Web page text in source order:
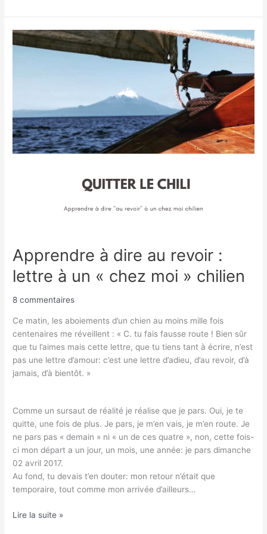
Apprendre à dire au revoir :
lettre à un « chez moi » chilien
8 commentaires
Ce matin, les aboiements d’un chien au moins mille fois
centenaires me réveillent : « C. tu fais fausse route ! Bien sûr
que tu l’aimes mais cette lettre, que tu tiens tant à écrire, n’est
pas une lettre d’amour: c’est une lettre d’adieu, d’au revoir, d’à
jamais, d’à bientôt. »
Comme un sursaut de réalité je réalise que je pars. Oui, je te
quitte, une fois de plus. Je pars, je m’en vais, je m’en route. Je
ne pars pas « demain » ni « un de ces quatre », non, cette fois-
ci mon départ a un jour, un mois, une année: je pars dimanche
02 avril 2017.
Au fond, tu devais t’en douter: mon retour n’était que
temporaire, tout comme mon arrivée d’ailleurs…
Apprendre
à
un
« chez
moi »
Lire la suite »